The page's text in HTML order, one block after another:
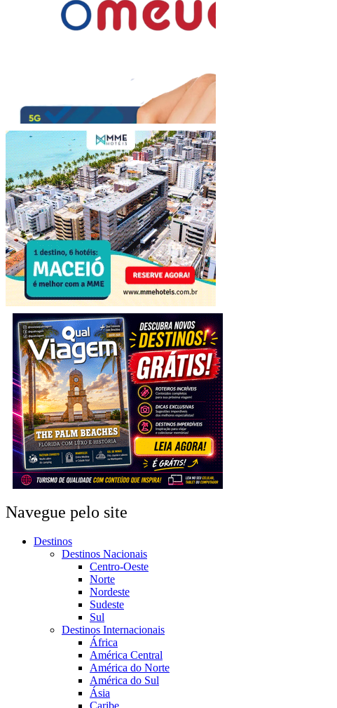
Navegue pelo site
Destinos
Destinos Nacionais
Centro-Oeste
Norte
Nordeste
Sudeste
Sul
Destinos Internacionais
África
América Central
América do Norte
América do Sul
Ásia